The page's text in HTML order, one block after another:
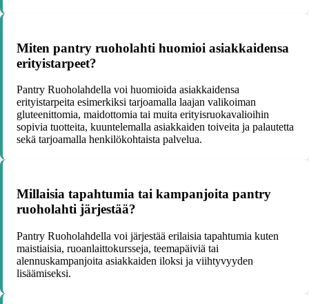
Miten pantry ruoholahti huomioi asiakkaidensa
erityistarpeet?
Pantry Ruoholahdella voi huomioida asiakkaidensa
erityistarpeita esimerkiksi tarjoamalla laajan valikoiman
gluteenittomia, maidottomia tai muita erityisruokavalioihin
sopivia tuotteita, kuuntelemalla asiakkaiden toiveita ja palautetta
sekä tarjoamalla henkilökohtaista palvelua.
Millaisia tapahtumia tai kampanjoita pantry
ruoholahti järjestää?
Pantry Ruoholahdella voi järjestää erilaisia tapahtumia kuten
maistiaisia, ruoanlaittokursseja, teemapäiviä tai
alennuskampanjoita asiakkaiden iloksi ja viihtyvyyden
lisäämiseksi.